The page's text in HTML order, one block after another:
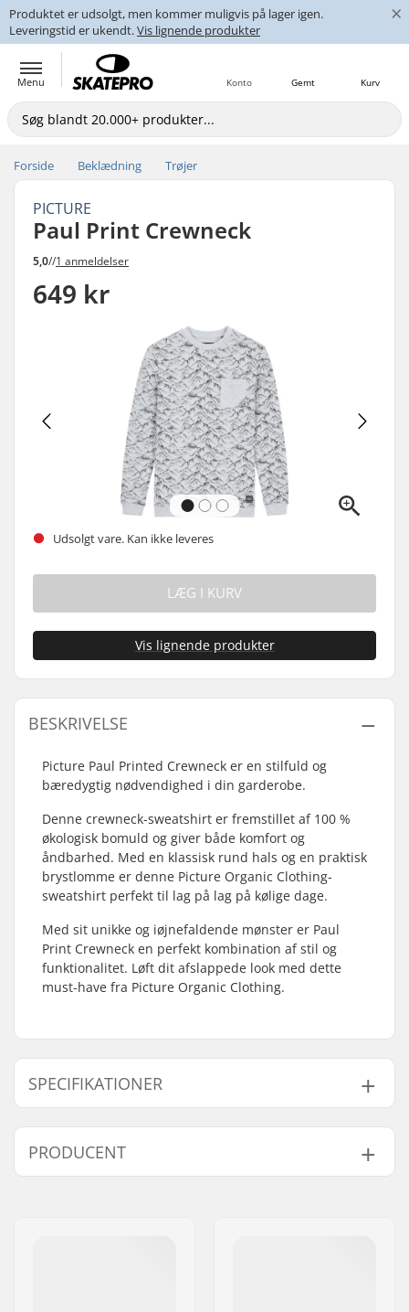
Produktet er udsolgt, men kommer muligvis på lager igen.
Leveringstid er ukendt.Vis lignende produkter
×
Menu Kurv
Gemt
Konto
Forside Beklædning Trøjer
PICTURE
Paul Print Crewneck
5,0//1 anmeldelser
649 kr
Udsolgt vare. Kan ikke leveres
LÆG I KURV
Vis lignende produkter
BESKRIVELSE
Picture Paul Printed Crewneck er en stilfuld og
bæredygtig nødvendighed i din garderobe.
Denne crewneck-sweatshirt er fremstillet af 100 %
økologisk bomuld og giver både komfort og
åndbarhed. Med en klassisk rund hals og en praktisk
brystlomme er denne Picture Organic Clothing-
sweatshirt perfekt til lag på lag på kølige dage.
Med sit unikke og iøjnefaldende mønster er Paul
Print Crewneck en perfekt kombination af stil og
funktionalitet. Løft dit afslappede look med dette
must-have fra Picture Organic Clothing.
SPECIFIKATIONER
Køn:
Men
Krave:
Design:
Breast Pocket,Pattern
PRODUCENT